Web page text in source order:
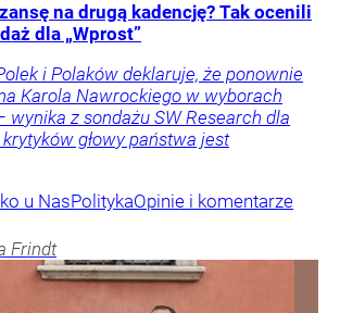
na drugą kadencję? Tak ocenili
dla „Wprost”
i Polaków deklaruje, że ponownie
Karola Nawrockiego w wyborach
wynika z sondażu SW Research dla
krytyków głowy państwa jest
u NasPolitykaOpinie i komentarze
Frindt